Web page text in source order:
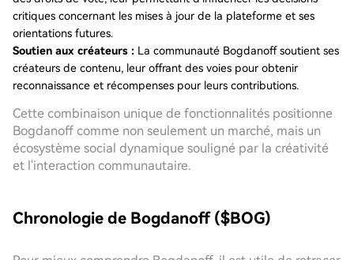
critiques concernant les mises à jour de la plateforme et ses
orientations futures.
Soutien aux créateurs : La communauté Bogdanoff soutient ses
créateurs de contenu, leur offrant des voies pour obtenir
reconnaissance et récompenses pour leurs contributions.
Cette combinaison unique de fonctionnalités positionne
Bogdanoff comme non seulement un marché, mais un
écosystème social dynamique souligné par la créativité
et l'interaction communautaire.
Chronologie de Bogdanoff ($BOG)